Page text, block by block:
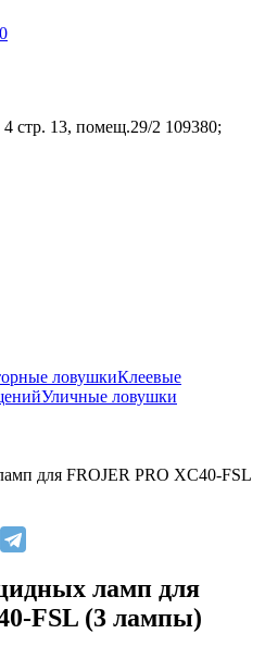
0
стр. 13, помещ.29/2 109380;
ловушкиКлеевые
Уличные ловушки
для FROJER PRO XC40-FSL
ламп для
FSL (3 лампы)